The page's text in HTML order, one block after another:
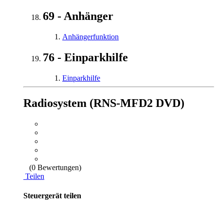
69 - Anhänger
Anhängerfunktion
76 - Einparkhilfe
Einparkhilfe
Radiosystem (RNS-MFD2 DVD)
(0 Bewertungen)
Teilen
Steuergerät teilen